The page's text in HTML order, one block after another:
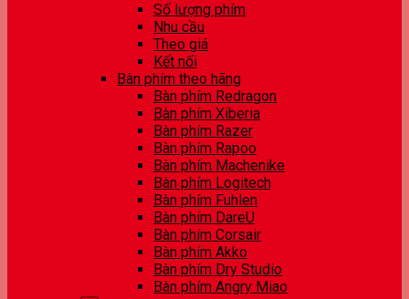
Số lượng phím
Nhu cầu
Theo giá
Kết nối
Bàn phím theo hãng
Bàn phím Redragon
Bàn phím Xiberia
Bàn phím Razer
Bàn phím Rapoo
Bàn phím Machenike
Bàn phím Logitech
Bàn phím Fuhlen
Bàn phím DareU
Bàn phím Corsair
Bàn phím Akko
Bàn phím Dry Studio
Bàn phím Angry Miao